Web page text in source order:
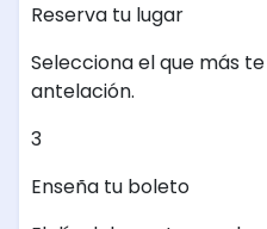
Reserva tu lugar
Selecciona el que más
antelación.
3
Enseña tu boleto